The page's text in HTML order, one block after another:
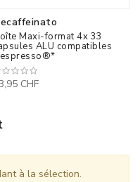
Maxi-format 4x 33
ALU compatibles
CHF
à la sélection.